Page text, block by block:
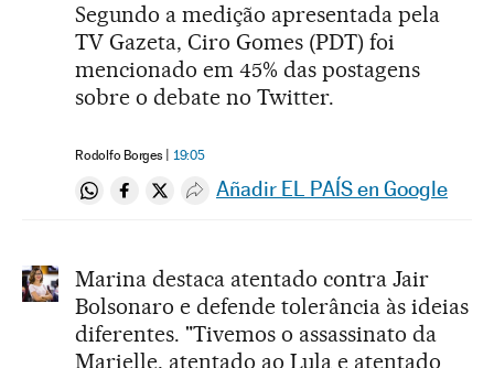
Segundo a medição apresentada pela
TV Gazeta, Ciro Gomes (PDT) foi
mencionado em 45% das postagens
sobre o debate no Twitter.
Rodolfo Borges 19:05
Compartir en Whatsapp
Compartir en Facebook
Compartir en Twitter
Desplegar Redes Sociales
Añadir EL PAÍS en Google
Marina destaca atentado contra Jair
Bolsonaro e defende tolerância às ideias
diferentes. "Tivemos o assassinato da
Marielle, atentado ao Lula e atentado